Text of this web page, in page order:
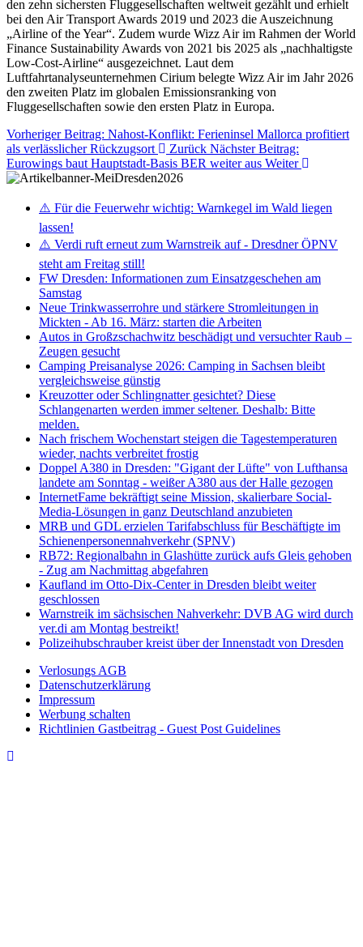
den zehn sichersten Fluggesellschaften weltweit gezählt und erhielt
bei den Air Transport Awards 2019 und 2023 die Auszeichnung
„Airline of the Year“. Zudem wurde Wizz Air im Rahmen der World
Finance Sustainability Awards von 2021 bis 2025 als „nachhaltigste
Low-Cost-Airline“ ausgezeichnet. Laut dem
Luftfahrtanalyseunternehmen Cirium belegte Wizz Air im Jahr 2026
den zweiten Platz im globalen Emissionsranking von
Fluggesellschaften sowie den ersten Platz in Europa.
Vorheriger Beitrag: Nahost-Konflikt: Ferieninsel Mallorca profitiert
als verlässlicher Rückzugsort
Zurück Nächster Beitrag:
Eurowings baut Hauptstadt-Basis BER weiter aus Weiter
⚠️ Für die Feuerwehr wichtig: Warnkegel im Wald liegen
lassen!
⚠️ Verdi ruft erneut zum Warnstreik auf - Dresdner ÖPNV
steht am Freitag still!
FW Dresden: Informationen zum Einsatzgeschehen am
Samstag
Neue Trinkwasserrohre und stärkere Stromleitungen in
Mickten - Ab 16. März: starten die Arbeiten
Autos in Großzschachwitz beschädigt und versuchter Raub –
Zeugen gesucht
Camping Preisanalyse 2026: Camping in Sachsen bleibt
vergleichsweise günstig
Kreuzotter oder Schlingnatter gesichtet? Diese
Schlangenarten werden immer seltener. Deshalb: Bitte
melden.
Nach frischem Wochenstart steigen die Tagestemperaturen
wieder, nachts verbreitet frostig
Doppel A380 in Dresden: "Gigant der Lüfte" von Lufthansa
landete am Sonntag - weißer A380 aus der Halle gezogen
InternetFame bekräftigt seine Mission, skalierbare Social-
Media-Lösungen in ganz Deutschland anzubieten
MRB und GDL erzielen Tarifabschluss für Beschäftigte im
Schienenpersonennahverkehr (SPNV)
RB72: Regionalbahn in Glashütte zurück aufs Gleis gehoben
- Zug am Nachmittag abgefahren
Kaufland im Otto-Dix-Center in Dresden bleibt weiter
geschlossen
Warnstreik im sächsischen Nahverkehr: DVB AG wird durch
ver.di am Montag bestreikt!
Polizeihubschrauber kreist über der Innenstadt von Dresden
Verlosungs AGB
Datenschutzerklärung
Impressum
Werbung schalten
Richtlinien Gastbeitrag - Guest Post Guidelines